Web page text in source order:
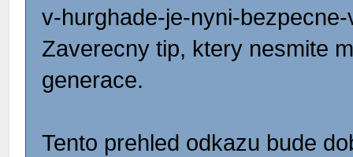
v-hurghade-je-nyni-
Zaverecny tip, ktery nesmite
generace.
Tento prehled odkazu bude